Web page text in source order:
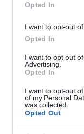
Opted In
I want to opt-out
Opted In
I want to opt-out
Advertising.
Opted In
I want to opt-out
of my Personal
was collected.
Opted Out
dat